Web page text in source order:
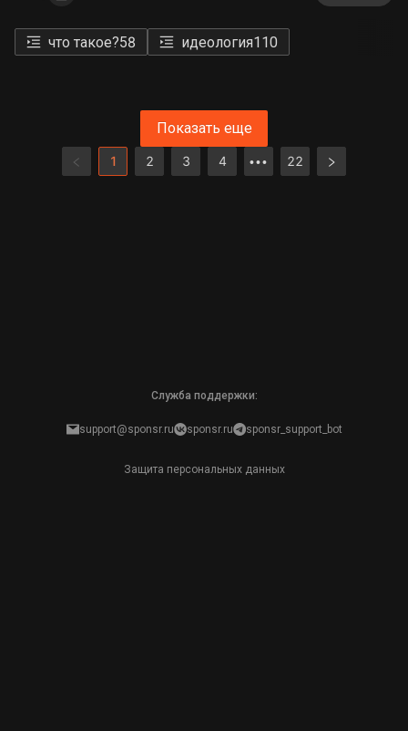
что такое?58 идеология110
Показать еще
1 2 3 4 ••• 22
Служба поддержки:
support@sponsr.ru sponsr.ru sponsr_support_bot
Защита персональных данных